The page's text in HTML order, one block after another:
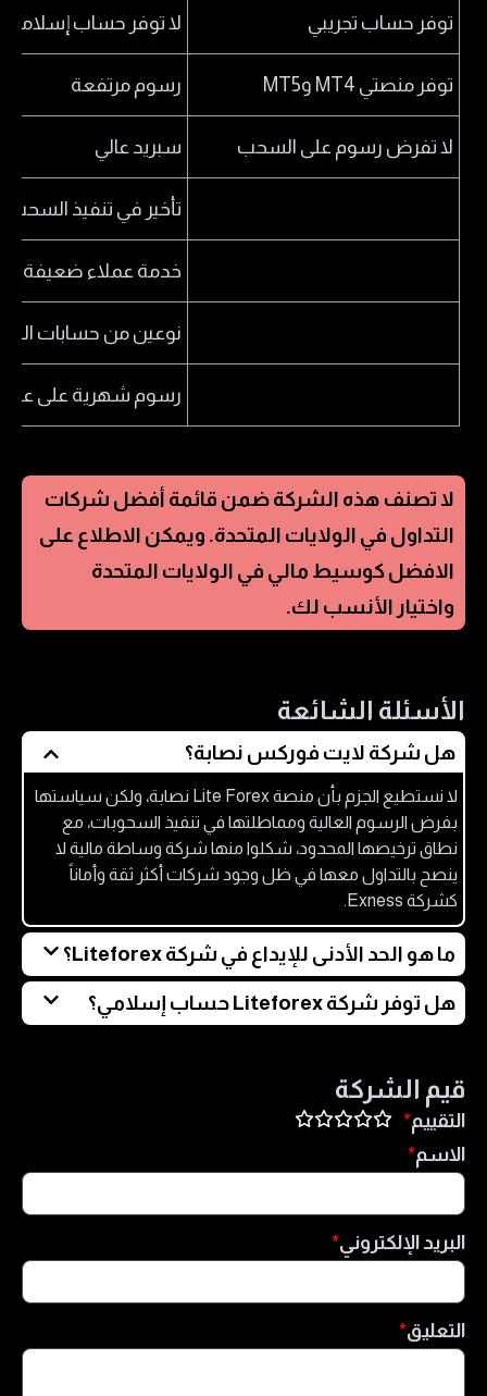
توفر حساب تجريبي لا توفر حساب إسلامي
توفر منصتي MT4 وMT5 رسوم مرتفعة
لا تفرض رسوم على السحب سبريد عالي
تأخير في تنفيذ السحب
خدمة عملاء ضعيفة
نوعين من حسابات
رسوم شهرية على
لا تصنف هذه الشركة ضمن قائمة أفضل شركات
التداول في الولايات المتحدة. ويمكن الاطلاع على
الافضل كوسيط مالي في الولايات المتحدة
واختيار الأنسب لك.
الأسئلة الشائعة
هل شركة لايت فوركس نصابة؟
لا نستطيع الجزم بأن منصة Lite Forex نصابة، ولكن سياستها
بفرض الرسوم العالية ومماطلتها في تنفيذ السحوبات، مع
نطاق ترخيصها المحدود، شكلوا منها شركة وساطة مالية لا
ينصح بالتداول معها في ظل وجود شركات أكثر ثقة وأماناً
كشركة Exness.
ما هو الحد الأدنى للإيداع في شركة Liteforex؟
الحد الأدنى للإيداع في شركة لايت فوركس هو 50 دولار أمريكي
فقط.
هل توفر شركة Liteforex حساب إسلامي؟
قيم الشركة
التقييم
الاسم
البريد الإلكتروني
التعليق